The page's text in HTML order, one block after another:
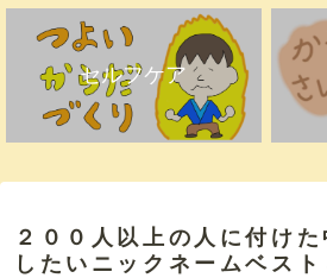
セルフケア
２００人以上の人に付け
したいニックネームベスト